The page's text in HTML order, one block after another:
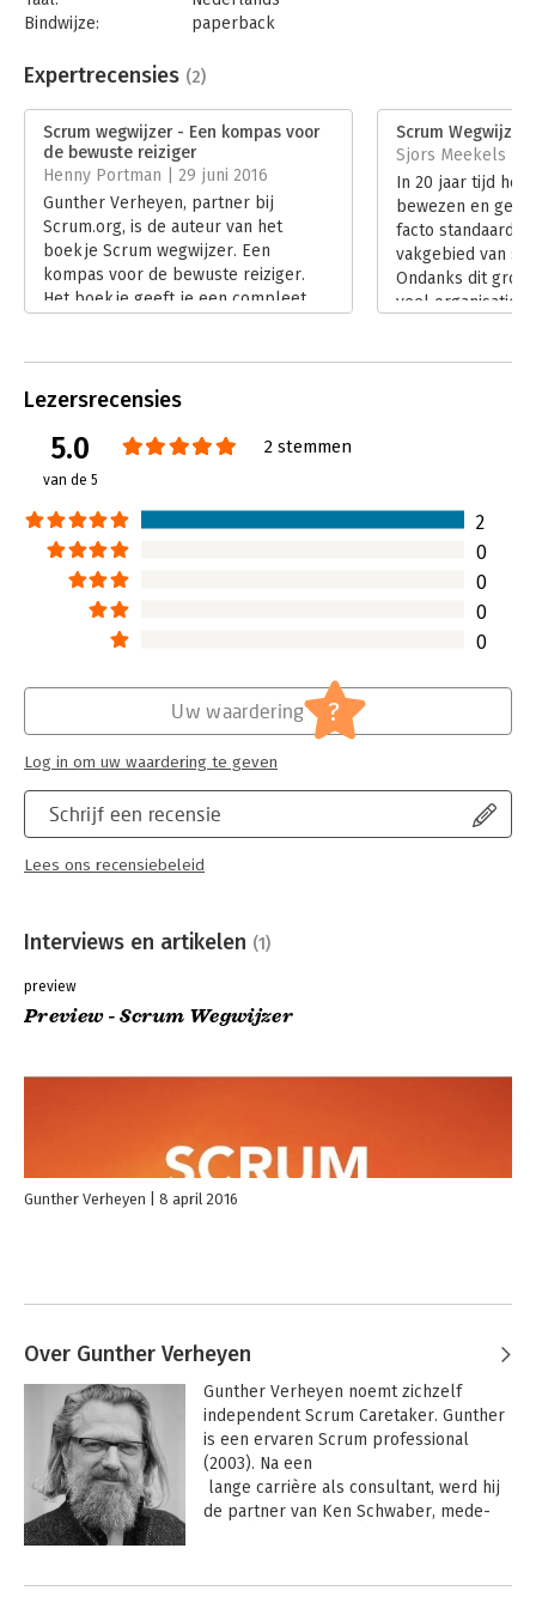
Bindwijze:
paperback
Uitgever:
Van Haren Publishing B.V.
Verschijningsdatum:
18-2-2025
Hoofdrubriek:
Projectmanagement
Best Practice Guides
Expertrecensies (2)
Scrum wegwijzer - Een kompas voor
de bewuste reiziger
Henny Portman | 29 juni 2016
Gunther Verheyen, partner bij
Scrum.org, is de auteur van het
boekje Scrum wegwijzer. Een
kompas voor de bewuste reiziger.
Het boekje geeft je een compleet
Scrum Wegwijzer
Sjors Meekels |
In 20 jaar tijd
bewezen en
facto standaard
vakgebied van
Ondanks dit
veel organisaties
Lezersrecensies
5.0
van de 5
2 stemmen
2
0
0
0
0
Schrijf een recensie
Lees ons recensiebeleid
Uw waardering ?
Log in om uw waardering te geven
Interviews en artikelen (1)
preview
Preview - Scrum Wegwijzer
Gunther Verheyen 8 april 2016
Over Gunther Verheyen
Gunther Verheyen noemt zichzelf
independent Scrum Caretaker. Gunther
is een ervaren Scrum professional
(2003). Na een
de partner van Ken Schwaber, mede-
Scrum aanbod (2013-2016).
Andere boeken door Gunther